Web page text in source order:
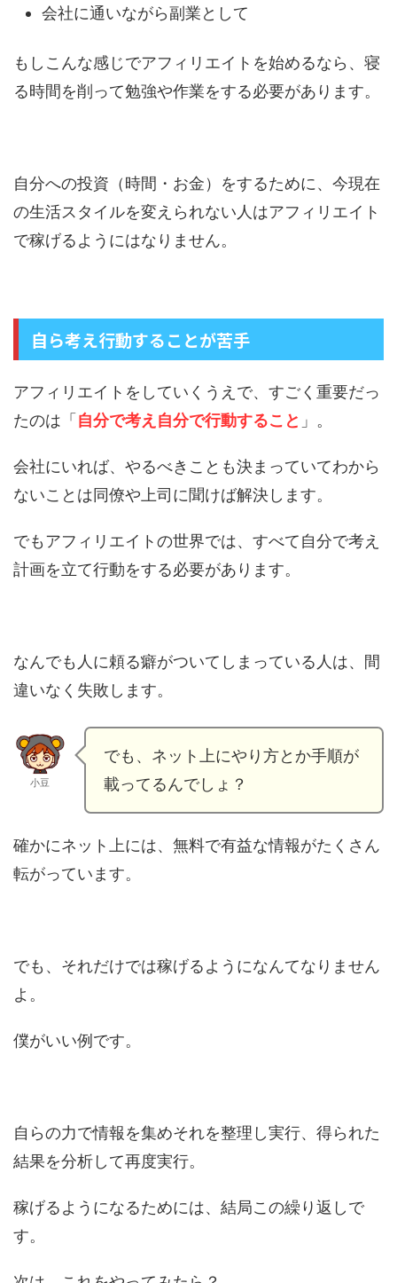
会社に通いながら副業として
もしこんな感じでアフィリエイトを始めるなら、寝
る時間を削って勉強や作業をする必要があります。
自分への投資（時間・お金）をするために、今現在
の生活スタイルを変えられない人はアフィリエイト
で稼げるようにはなりません。
自ら考え行動することが苦手
アフィリエイトをしていくうえで、すごく重要だっ
たのは「自分で考え自分で行動すること 」。
会社にいれば、やるべきことも決まっていてわから
ないことは同僚や上司に聞けば解決します。
でもアフィリエイトの世界では、すべて自分で考え
計画を立て行動をする必要があります。
なんでも人に頼る癖がついてしまっている人は、間
違いなく失敗します。
小豆
でも、ネット上にやり方とか手順が
載ってるんでしょ？
確かにネット上には、無料で有益な情報がたくさん
転がっています。
でも、それだけでは稼げるようになんてなりません
よ。
僕がいい例です。
自らの力で情報を集めそれを整理し実行、得られた
結果を分析して再度実行。
稼げるようになるためには、結局この繰り返しで
す。